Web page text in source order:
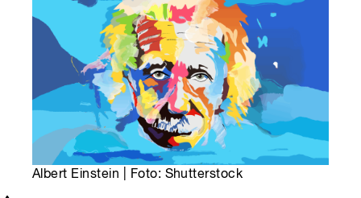
Albert Einstein | Foto: Shutterstock